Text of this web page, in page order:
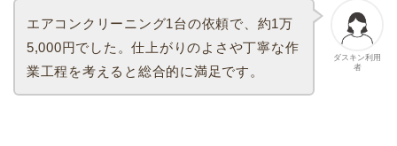
ダスキン利用
者
エアコンクリーニング1台の依頼で、約1万
5,000円でした。仕上がりのよさや丁寧な作
業工程を考えると総合的に満足です。